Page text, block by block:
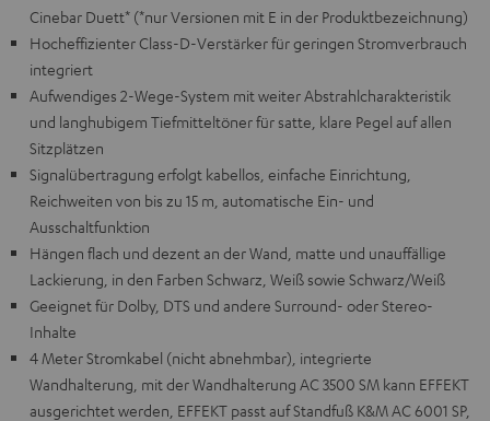
Cinebar Duett* (*nur Versionen mit E in der Produktbezeichnung)
Hocheffizienter Class-D-Verstärker für geringen Stromverbrauch
integriert
Aufwendiges 2-Wege-System mit weiter Abstrahlcharakteristik
und langhubigem Tiefmitteltöner für satte, klare Pegel auf allen
Sitzplätzen
Signalübertragung erfolgt kabellos, einfache Einrichtung,
Reichweiten von bis zu 15 m, automatische Ein- und
Ausschaltfunktion
Hängen flach und dezent an der Wand, matte und unauffällige
Lackierung, in den Farben Schwarz, Weiß sowie Schwarz/Weiß
Geeignet für Dolby, DTS und andere Surround- oder Stereo-
Inhalte
4 Meter Stromkabel (nicht abnehmbar), integrierte
Wandhalterung, mit der Wandhalterung AC 3500 SM kann EFFEKT
ausgerichtet werden, EFFEKT passt auf Standfuß K&M AC 6001 SP,